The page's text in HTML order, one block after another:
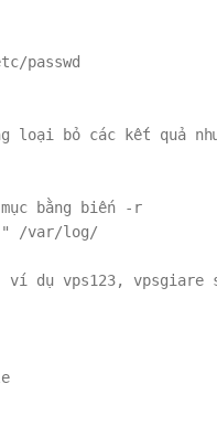
passwd
loại bỏ các kết quả
bằng biến -r
/var/log/
dụ vps123, vpsgiare